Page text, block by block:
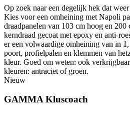
Op zoek naar een degelijk hek dat
Kies voor een omheining met Napoli
draadpanelen van 103 cm hoog en
kerndraad gecoat met epoxy en anti-
er een volwaardige omheining van in
poort, profielpalen en klemmen van
kleur. Goed om weten: ook
kleuren: antraciet of groen.
Nieuw
GAMMA Kluscoach